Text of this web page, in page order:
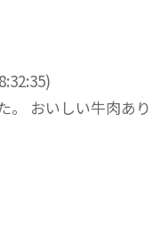
。 おいしい牛肉あ